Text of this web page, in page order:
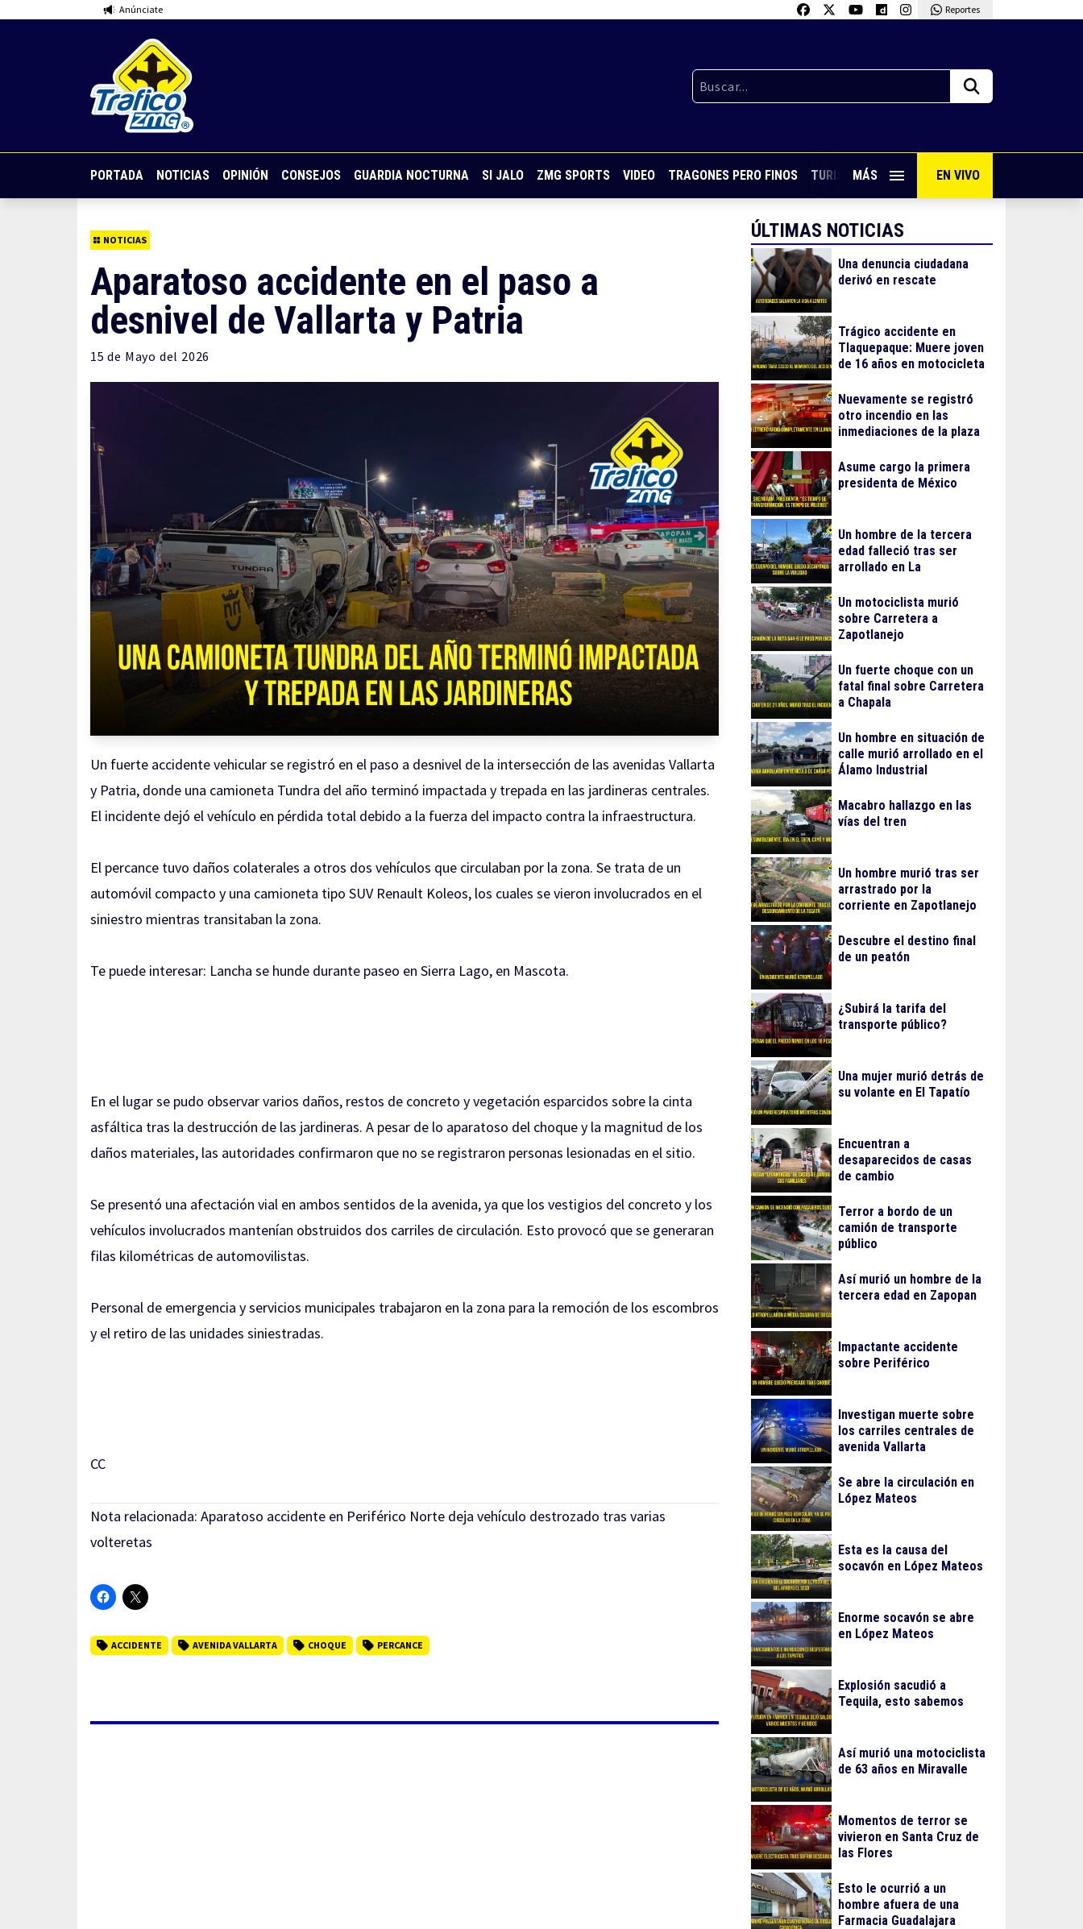
Anúnciate Reportes
PORTADA NOTICIAS OPINIÓN CONSEJOS GUARDIA NOCTURNA SI JALO ZMG SPORTS VIDEO TRAGONES PERO FINOS TURISMO CON SABOR VIVE PUERTO VALLARTA
MÁS EN VIVO
NOTICIAS
Aparatoso accidente en el paso a
desnivel de Vallarta y Patria
15 de Mayo del 2026
Un fuerte accidente vehicular se registró en el paso a desnivel de la intersección de las avenidas Vallarta
y Patria, donde una camioneta Tundra del año terminó impactada y trepada en las jardineras centrales.
El incidente dejó el vehículo en pérdida total debido a la fuerza del impacto contra la infraestructura.
El percance tuvo daños colaterales a otros dos vehículos que circulaban por la zona. Se trata de un
automóvil compacto y una camioneta tipo SUV Renault Koleos, los cuales se vieron involucrados en el
siniestro mientras transitaban la zona.
Te puede interesar: Lancha se hunde durante paseo en Sierra Lago, en Mascota.
En el lugar se pudo observar varios daños, restos de concreto y vegetación esparcidos sobre la cinta
asfáltica tras la destrucción de las jardineras. A pesar de lo aparatoso del choque y la magnitud de los
daños materiales, las autoridades confirmaron que no se registraron personas lesionadas en el sitio.
Se presentó una afectación vial en ambos sentidos de la avenida, ya que los vestigios del concreto y los
vehículos involucrados mantenían obstruidos dos carriles de circulación. Esto provocó que se generaran
filas kilométricas de automovilistas.
Personal de emergencia y servicios municipales trabajaron en la zona para la remoción de los escombros
y el retiro de las unidades siniestradas.
CC
Nota relacionada: Aparatoso accidente en Periférico Norte deja vehículo destrozado tras varias
volteretas
ACCIDENTE AVENIDA VALLARTA CHOQUE PERCANCE
ÚLTIMAS NOTICIAS
Una denuncia ciudadana
derivó en rescate
Trágico accidente en
Tlaquepaque: Muere joven
de 16 años en motocicleta
Nuevamente se registró
otro incendio en las
inmediaciones de la plaza
Asume cargo la primera
presidenta de México
Un hombre de la tercera
edad falleció tras ser
arrollado en La
Un motociclista murió
sobre Carretera a
Zapotlanejo
Un fuerte choque con un
fatal final sobre Carretera
a Chapala
Un hombre en situación de
calle murió arrollado en el
Álamo Industrial
Macabro hallazgo en las
vías del tren
Un hombre murió tras ser
arrastrado por la
corriente en Zapotlanejo
Descubre el destino final
de un peatón
¿Subirá la tarifa del
transporte público?
Una mujer murió detrás de
su volante en El Tapatío
Encuentran a
desaparecidos de casas
de cambio
Terror a bordo de un
camión de transporte
público
Así murió un hombre de la
tercera edad en Zapopan
Impactante accidente
sobre Periférico
Investigan muerte sobre
los carriles centrales de
avenida Vallarta
Se abre la circulación en
López Mateos
Esta es la causa del
socavón en López Mateos
Enorme socavón se abre
en López Mateos
Explosión sacudió a
Tequila, esto sabemos
Así murió una motociclista
de 63 años en Miravalle
Momentos de terror se
vivieron en Santa Cruz de
las Flores
Esto le ocurrió a un
hombre afuera de una
Farmacia Guadalajara